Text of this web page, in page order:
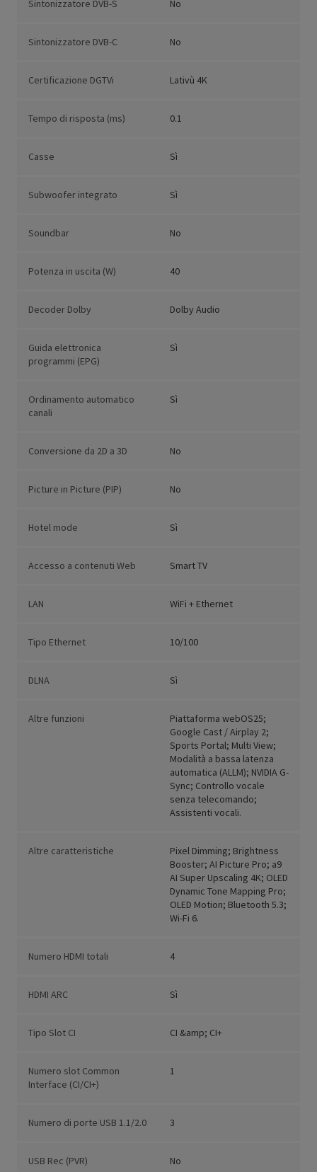
Sintonizzatore DVB-S No
Sintonizzatore DVB-C No
Certificazione DGTVi Lativù 4K
Tempo di risposta (ms) 0.1
Casse Sì
Subwoofer integrato Sì
Soundbar No
Potenza in uscita (W) 40
Decoder Dolby Dolby Audio
Guida elettronica
programmi (EPG)
Sì
Ordinamento automatico
canali
Sì
Conversione da 2D a 3D No
Picture in Picture (PIP) No
Hotel mode Sì
Accesso a contenuti Web Smart TV
LAN WiFi + Ethernet
Tipo Ethernet 10/100
DLNA Sì
Altre funzioni
Piattaforma webOS25;
Google Cast / Airplay 2;
Sports Portal; Multi View;
Modalità a bassa latenza
automatica (ALLM); NVIDIA G-
Sync; Controllo vocale
senza telecomando;
Assistenti vocali.
Altre caratteristiche
Pixel Dimming; Brightness
Booster; AI Picture Pro; a9
AI Super Upscaling 4K; OLED
Dynamic Tone Mapping Pro;
OLED Motion; Bluetooth 5.3;
Wi-Fi 6.
Numero HDMI totali 4
HDMI ARC Sì
Tipo Slot CI CI &amp; CI+
Numero slot Common
Interface (CI/CI+)
1
Numero di porte USB 1.1/2.0 3
USB Rec (PVR) No